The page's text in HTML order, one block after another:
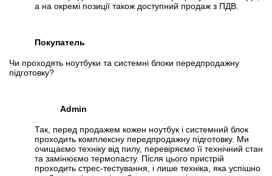
а на окремі позиції також доступний продаж з ПДВ.
Покупатель
Чи проходять ноутбуки та системні блоки передпродажну
підготовку?
Admin
Так, перед продажем кожен ноутбук і системний блок
проходить комплексну передпродажну підготовку. Ми
очищаємо техніку від пилу, перевіряємо її технічний стан
та замінюємо термопасту. Після цього пристрій
проходить стрес-тестування, і лише техніка, яка успішно